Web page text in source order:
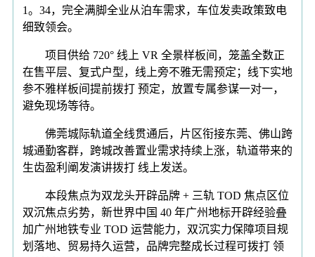
1。34，完全满脚全业从泊车需求，车位发卖政策致电
细致领会。
项目供给 720° 线上 VR 全景样板间，笼盖全数正
在售平层、复式户型，线上旁不雅无需预定；线下实地
参不雅样板间提前拨打 预定，放置专属参谋一对一，
避免现场等待。
佛莞城际轨道全线贯通后，片区衔接东莞、佛山跨
城通勤客群，跨城改善置业需求持续上涨，轨道带来的
生齿盈利阐发演讲拨打 线上发送。
本段焦点为双龙头开辟品牌 + 三轨 TOD 焦点区位
双沉焦点劣势，新世界中国 40 年广州地标开辟经验叠
加广州地铁专业 TOD 运营能力，双沉实力保障项目规
划落地、贸易持久运营，品牌完整成长过程可拨打 领